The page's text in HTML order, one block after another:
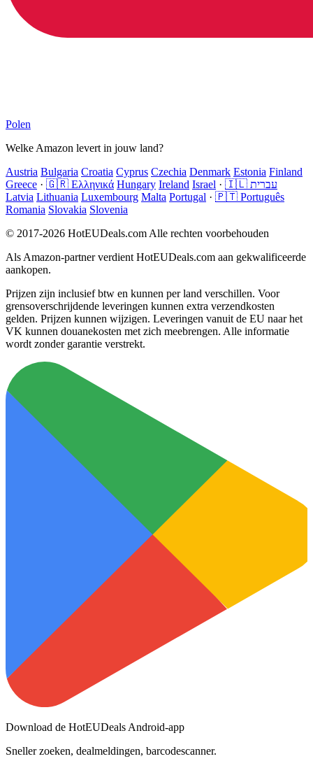
Polen
Welke Amazon levert in jouw land?
Austria Bulgaria Croatia Cyprus Czechia Denmark Estonia Finland
Greece · 🇬🇷 Ελληνικά Hungary Ireland Israel ·
🇮🇱 עברית
Latvia Lithuania Luxembourg Malta Portugal · 🇵🇹 Português
Romania Slovakia Slovenia
© 2017-2026 HotEUDeals.com Alle rechten voorbehouden
Als Amazon-partner verdient HotEUDeals.com aan gekwalificeerde
aankopen.
Prijzen zijn inclusief btw en kunnen per land verschillen. Voor
grensoverschrijdende leveringen kunnen extra verzendkosten
gelden. Prijzen kunnen wijzigen. Leveringen vanuit de EU naar het
VK kunnen douanekosten met zich meebrengen. Alle informatie
wordt zonder garantie verstrekt.
Download de HotEUDeals Android-app
Sneller zoeken, dealmeldingen, barcodescanner.